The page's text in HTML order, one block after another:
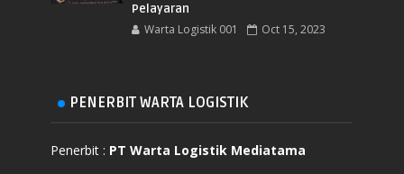
Pelayaran
Warta Logistik 001 Oct 15, 2023
PENERBIT WARTA LOGISTIK
Penerbit : PT Warta Logistik Mediatama